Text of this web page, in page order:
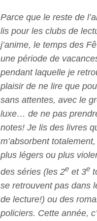
Parce que le reste de
lis pour les clubs de
j’anime, le temps des
une période de
pendant laquelle je
plaisir de ne lire que
sans attentes, avec le
luxe… de ne pas
notes! Je lis des livres
m’absorbent
plus légers ou plus
des séries (les 2e et 3e
se retrouvent pas dans
de lecture!) ou des
policiers. Cette année,